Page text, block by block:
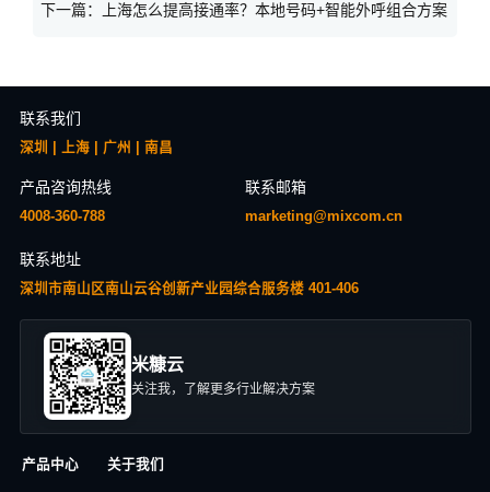
下一篇：
上海怎么提高接通率？本地号码+智能外呼组合方案
联系我们
深圳 | 上海 | 广州 | 南昌
产品咨询热线
4008-360-788
联系邮箱
marketing@mixcom.cn
联系地址
深圳市南山区南山云谷创新产业园综合服务楼 401-406
米糠云
关注我，了解更多行业解决方案
产品中心 关于我们